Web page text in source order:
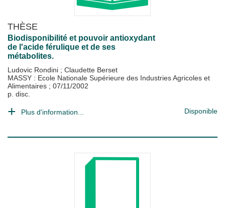
THÈSE
Biodisponibilité et pouvoir antioxydant
de l'acide férulique et de ses
métabolites.
Ludovic Rondini ; Claudette Berset
MASSY : Ecole Nationale Supérieure des Industries Agricoles et
Alimentaires ; 07/11/2002
p. disc.
Plus d'information... Disponible